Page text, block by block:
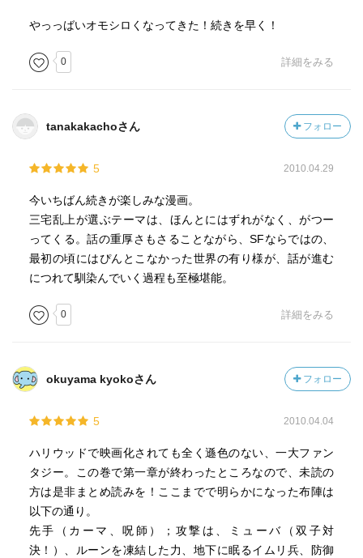
やっっばいオモシロくなってきた！続きを早く！
0 詳細をみる
tanakakachoさん フォロー
5 2010.04.29
今いちばん続きが楽しみな漫画。
三宅乱上が選ぶテーマは、ほんとにはずれがなく、がつー
ってくる。話の重厚さもさることながら、SFならではの、
最初の頃にはぴんとこなかった世界の有り様が、話が進む
につれて馴染んでいく過程も至極堪能。
0 詳細をみる
okuyama kyokoさん フォロー
5 2010.04.04
ハリウッドで映画化されても全く遜色のない、一大ファン
タジー。この巻で第一章が終わったところなので、未読の
方は是非まとめ読みを！ここまでで明らかになった布陣は
以下の通り。
先手（カーマ、呪師）；攻撃は、ミューバ（双子対
決！）、ルーンを凍結した力、地下に眠るイムリ兵、防御